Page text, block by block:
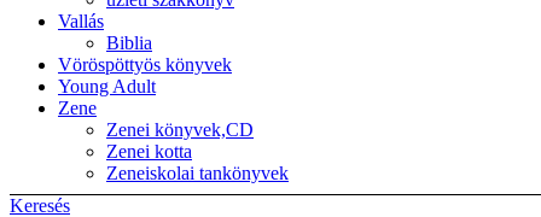
Keresés
Vallás
Biblia
Vöröspöttyös könyvek
Young Adult
Zene
Zenei könyvek,CD
Zenei kotta
Zeneiskolai tankönyvek